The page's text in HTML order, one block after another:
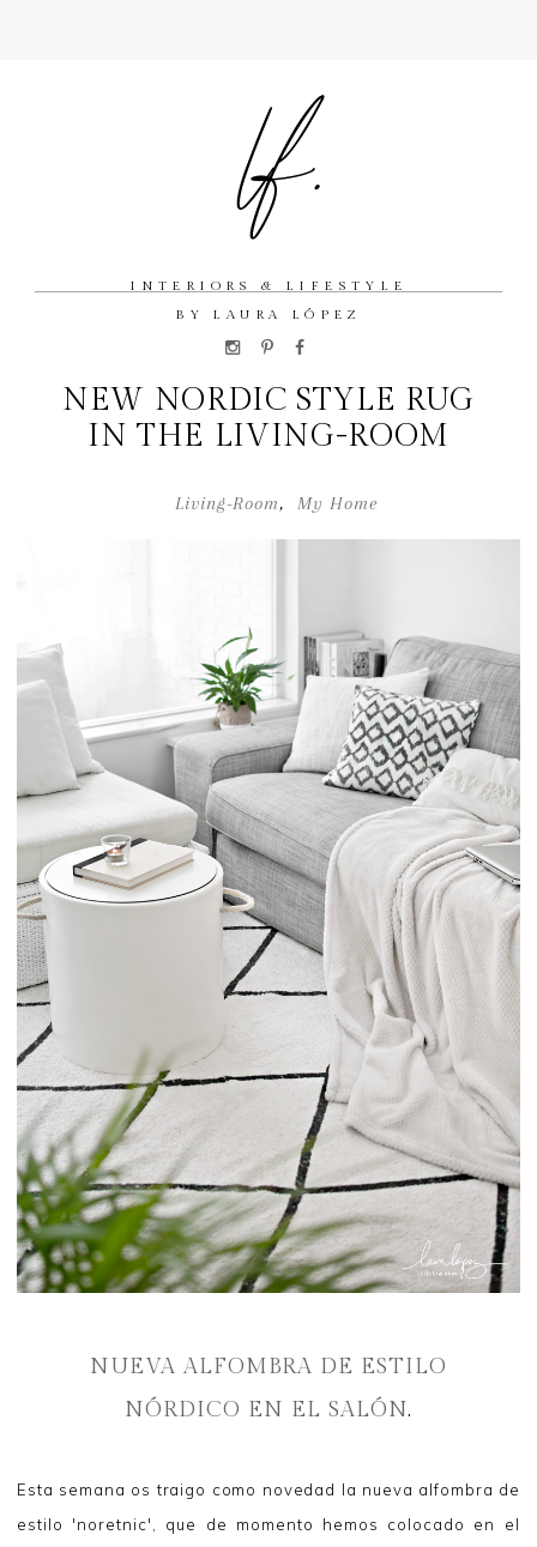
INTERIORS & LIFESTYLE
BY LAURA LÓPEZ
NEW NORDIC STYLE RUG
IN THE LIVING-ROOM
Living-Room, My Home
NUEVA ALFOMBRA DE ESTILO
NÓRDICO EN EL SALÓN.
Esta semana os traigo como novedad la nueva alfombra de
estilo 'noretnic', que de momento hemos colocado en el